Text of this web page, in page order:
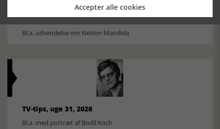
TV-tips, uge 32, 2026
Bl.a. udsendelse om Nelson Mandela
TV-tips, uge 31, 2026
Bl.a. med portræt af Bodil Koch
Accepter alle cookies